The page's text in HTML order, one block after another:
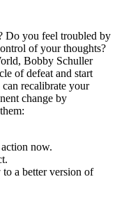
Do you feel troubled by
of your thoughts?
Bobby Schuller
of defeat and start
recalibrate your
change by
now.
a better version of